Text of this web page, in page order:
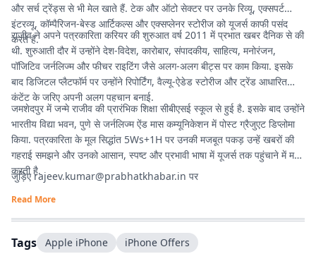
और सर्च ट्रेंड्स से भी मेल खाते हैं. टेक और ऑटो सेक्टर पर उनके रिव्यू, एक्सपर्ट
इंटरव्यू, कॉम्पैरिजन-बेस्ड आर्टिकल्स और एक्सप्लेनर स्टोरीज को यूजर्स काफी पसंद
करते हैं.
राजीव ने अपने पत्रकारिता करियर की शुरुआत वर्ष 2011 में प्रभात खबर दैनिक से की
थी. शुरुआती दौर में उन्होंने देश-विदेश, कारोबार, संपादकीय, साहित्य, मनोरंजन,
पॉजिटिव जर्नलिज्म और फीचर राइटिंग जैसे अलग-अलग बीट्स पर काम किया. इसके
बाद डिजिटल प्लैटफॉर्म पर उन्होंने रिपोर्टिंग, वैल्यू-ऐडेड स्टोरीज और ट्रेंड आधारित
कंटेंट के जरिए अपनी अलग पहचान बनाई.
जमशेदपुर में जन्मे राजीव की प्रारंभिक शिक्षा सीबीएसई स्कूल से हुई है. इसके बाद उन्होंने
भारतीय विद्या भवन, पुणे से जर्नलिज्म ऐंड मास कम्यूनिकेशन में पोस्ट ग्रैजुएट डिप्लोमा
किया. पत्रकारिता के मूल सिद्धांत 5Ws+1H पर उनकी मजबूत पकड़ उन्हें खबरों की
गहराई समझने और उनको आसान, स्पष्ट और प्रभावी भाषा में यूजर्स तक पहुंचाने में मदद
करती है.
जुड़िएrajeev.kumar@prabhatkhabar.in पर
Read More
Tags Apple iPhone iPhone Offers